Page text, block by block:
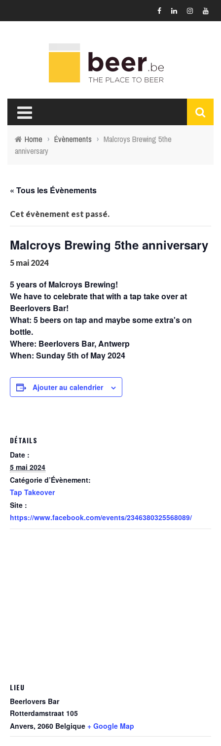
Home › Évènements › Malcroys Brewing 5the
anniversary
« Tous les Évènements
Cet évènement est passé.
Malcroys Brewing 5the anniversary
5 mai 2024
5 years of Malcroys Brewing!
We have to celebrate that with a tap take over at
Beerlovers Bar!
What: 5 beers on tap and maybe some extra's on
bottle.
Where: Beerlovers Bar, Antwerp
When: Sunday 5th of May 2024
Ajouter au calendrier
DÉTAILS
Date :
5 mai 2024
Catégorie d’Évènement:
Tap Takeover
Site :
https://www.facebook.com/events/2346380325568089/
LIEU
Beerlovers Bar
Rotterdamstraat 105
Anvers, 2060 Belgique + Google Map